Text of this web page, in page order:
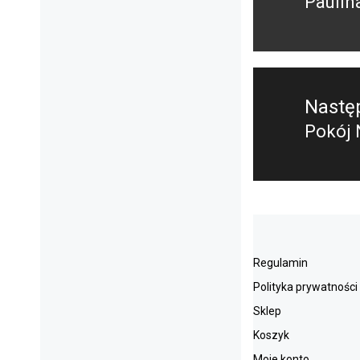
Pokój
Regulamin
Polityka prywatności
Sklep
Koszyk